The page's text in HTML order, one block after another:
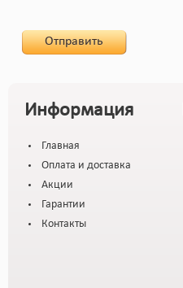
Отправить
Информация
Главная
Оплата и доставка
Акции
Гарантии
Контакты